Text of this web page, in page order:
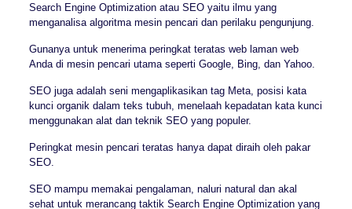
Search Engine Optimization atau SEO yaitu ilmu yang
menganalisa algoritma mesin pencari dan perilaku pengunjung.
Gunanya untuk menerima peringkat teratas web laman web
Anda di mesin pencari utama seperti Google, Bing, dan Yahoo.
SEO juga adalah seni mengaplikasikan tag Meta, posisi kata
kunci organik dalam teks tubuh, menelaah kepadatan kata kunci
menggunakan alat dan teknik SEO yang populer.
Peringkat mesin pencari teratas hanya dapat diraih oleh pakar
SEO.
SEO mampu memakai pengalaman, naluri natural dan akal
sehat untuk merancang taktik Search Engine Optimization yang